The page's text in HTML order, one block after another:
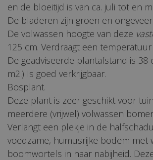
en de bloeitijd is van ca. juli tot en
De bladeren zijn groen en
De volwassen hoogte van deze
125 cm. Verdraagt een temperatuur
De geadviseerde plantafstand is 38
m2.) Is goed verkrijgbaar.
Bosplant.
Deze plant is zeer geschikt voor
meerdere (vrijwel) volwassen
Verlangt een plekje in de
voedzame, humusrijke bodem met
boomwortels in haar nabijheid.